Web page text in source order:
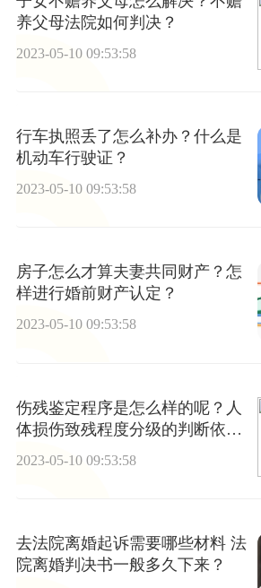
养父母法院如何判决？
2023-05-10 09:53:58
行车执照丢了怎么补办？什么是
机动车行驶证？
2023-05-10 09:53:58
房子怎么才算夫妻共同财产？怎
样进行婚前财产认定？
2023-05-10 09:53:58
伤残鉴定程序是怎么样的呢？人
体损伤致残程度分级的判断依据
2023-05-10 09:53:58
去法院离婚起诉需要哪些材料 法
院离婚判决书一般多久下来？